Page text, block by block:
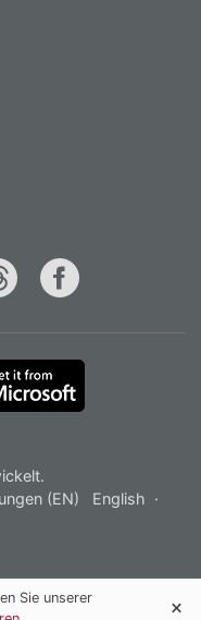
(EN) English ·
Sie unserer